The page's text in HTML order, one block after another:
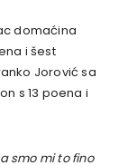
domaćina
i šest
Jorović sa
s 13 poena i
smo mi to fino